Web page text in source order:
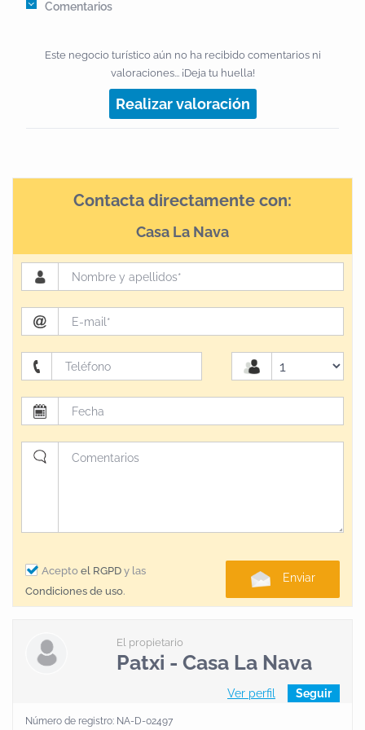
Comentarios
Este negocio turístico aún no ha recibido comentarios ni
valoraciones... ¡Deja tu huella!
Realizar valoración
Contacta directamente con:
Casa La Nava
Acepto el RGPD y las
Condiciones de uso.
Enviar
El propietario
Patxi - Casa La Nava
Ver perfil Seguir
Número de registro: NA-D-02497